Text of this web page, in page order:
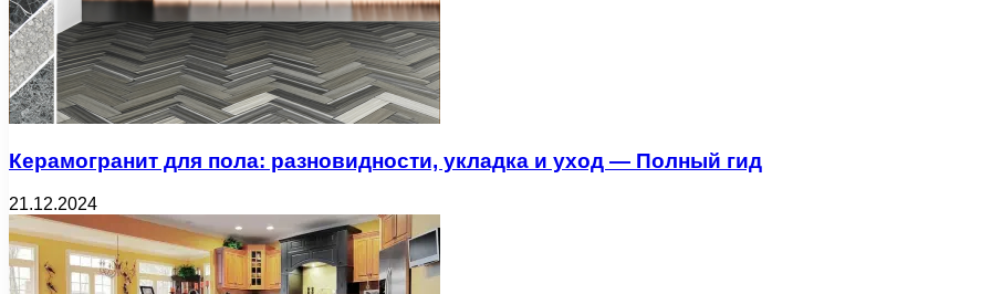
Керамогранит для пола: разновидности, укладка и уход — Полный гид
21.12.2024